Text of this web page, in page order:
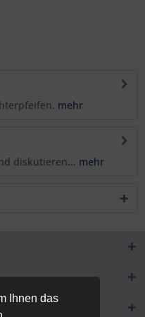
Ihnen das
mehr
diskutieren... mehr